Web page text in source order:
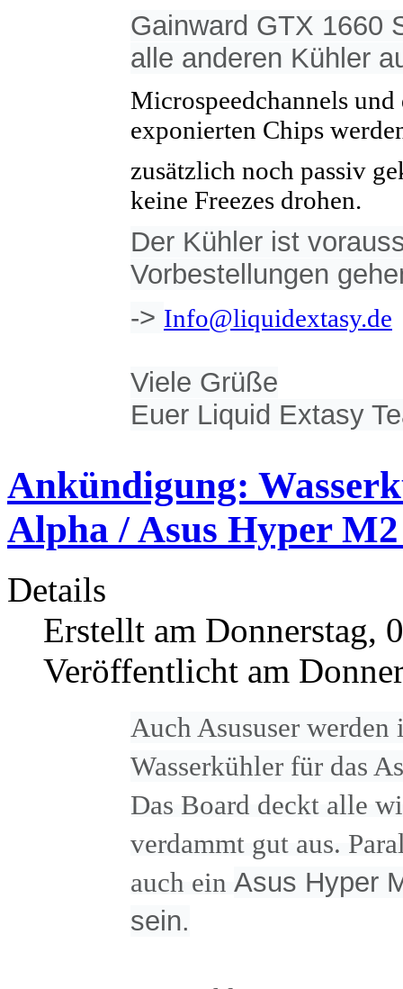
Gainward GTX 1660
alle anderen Kühler
Microspeedchannels
exponierten Chips
zusätzlich noch passiv
keine Freezes drohen.
Der Kühler ist
Vorbestellungen
-> Info@liquidextasy.de
Viele Grüße
Euer Liquid Extasy
Ankündigung:
Alpha / Asus Hyper
Details
Erstellt am Donnerstag,
Veröffentlicht am
Auch Asususer
Wasserkühler für das
Das Board deckt alle
verdammt gut aus.
auch ein Asus Hyper
sein.